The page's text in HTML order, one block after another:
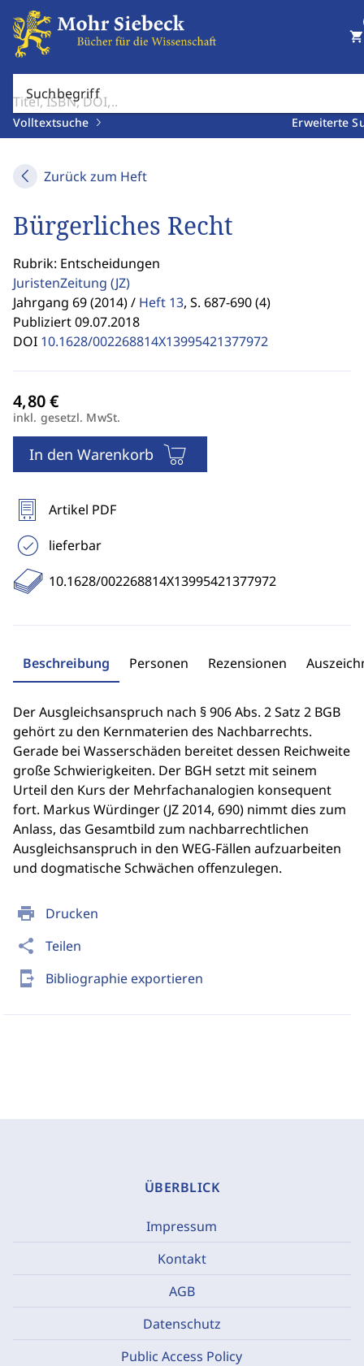
Suchbegriff
Volltextsuche Erweiterte
shopping_cart
Zurück zum Heft
print Drucken
share Teilen
send_to_mobile Bibliographie exportieren
Bürgerliches Recht
Rubrik: Entscheidungen
JuristenZeitung (JZ)
Jahrgang 69 (2014) / Heft 13, S. 687-690 (4)
Publiziert 09.07.2018
DOI 10.1628/002268814X13995421377972
inkl. gesetzl. MwSt.
In den Warenkorb
Artikel PDF
lieferbar
10.1628/002268814X13995421377972
Beschreibung Personen Rezensionen
Der Ausgleichsanspruch nach § 906 Abs. 2 Satz 2 BGB
gehört zu den Kernmaterien des Nachbarrechts.
Gerade bei Wasserschäden bereitet dessen Reichweite
große Schwierigkeiten. Der BGH setzt mit seinem
Urteil den Kurs der Mehrfachanalogien konsequent
fort. Markus Würdinger (JZ 2014, 690) nimmt dies zum
Anlass, das Gesamtbild zum nachbarrechtlichen
Ausgleichsanspruch in den WEG-Fällen aufzuarbeiten
und dogmatische Schwächen offenzulegen.
ÜBERBLICK
Impressum
Kontakt
AGB
Datenschutz
Public Access Policy